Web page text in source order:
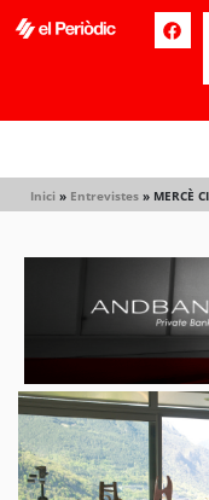
Inici » Entrevistes » MERCÈ